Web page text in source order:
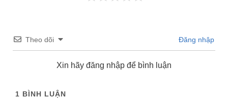
Theo dõi Đăng nhập
Xin hãy đăng nhập để bình luận
1 BÌNH LUẬN